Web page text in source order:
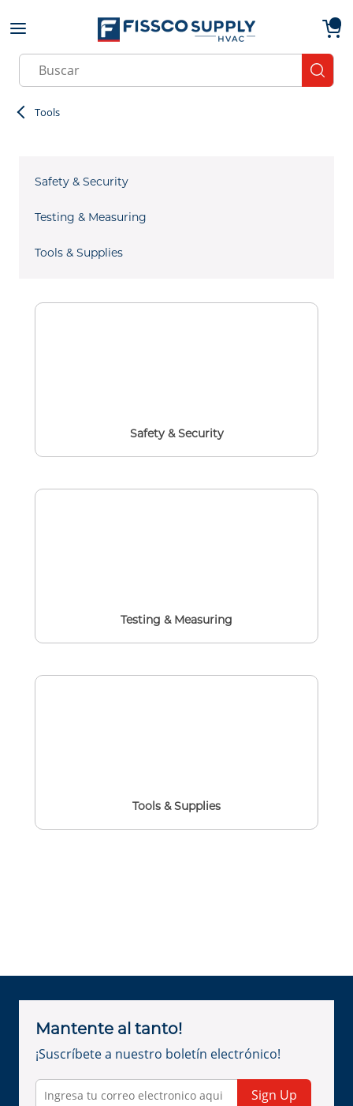
Skip to main content
Site Search
Tools
Safety & Security
Testing & Measuring
Tools & Supplies
Safety & Security
Testing & Measuring
Tools & Supplies
Mantente al tanto!
¡Suscríbete a nuestro boletín electrónico!
Sign Up